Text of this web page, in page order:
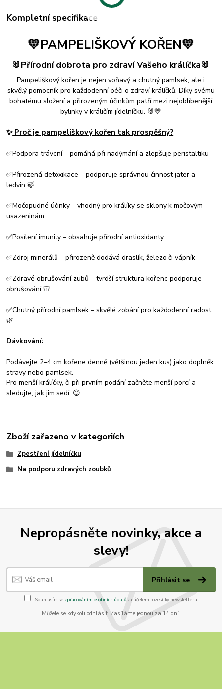
Kompletní specifikace
💛PAMPELIŠKOVÝ KOŘEN💛
🐰Přírodní dobrota pro zdraví Vašeho králíčka🐰
Pampeliškový kořen je nejen voňavý a chutný pamlsek, ale i
skvělý pomocník pro každodenní péči o zdraví králíčků. Díky svému
bohatému složení a přirozeným účinkům patří mezi nejoblíbenější
bylinky v králičím jídelníčku. 🐰💛
✨Proč je pampeliškový kořen tak prospěšný?
✅Podpora trávení – pomáhá při nadýmání a zlepšuje peristaltiku
✅Přirozená detoxikace – podporuje správnou činnost jater a
ledvin 🍃
✅Močopudné účinky – vhodný pro králíky se sklony k močovým
usazeninám
✅Posílení imunity – obsahuje přírodní antioxidanty
✅Zdroj minerálů – přirozeně dodává draslík, železo či vápník
✅Zdravé obrušování zubů – tvrdší struktura kořene podporuje
obrušování 🦷
✅Chutný přírodní pamlsek – skvělé zobání pro každodenní radost
🌿
Dávkování:
Podávejte 2–4 cm kořene denně (většinou jeden kus) jako doplněk
stravy nebo pamlsek.
Pro menší králíčky, či při prvním podání začněte menší porcí a
sledujte, jak jim sedí. 😊
Zboží zařazeno v kategoriích
Zpestření jídelníčku
Na podporu zdravých zoubků
Nepropásněte novinky, akce a
slevy!
Přihlásit se
Souhlasím se zpracováním osobních údajůza účelem rozesílky newsletteru.
Můžete se kdykoli odhlásit. Zasíláme jednou za 14 dní.